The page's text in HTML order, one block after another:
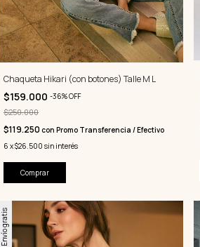
Chaqueta Hikari (con botones) Talle M L
$159.000 -36%OFF
$250.000
$119.250 con Promo Transferencia / Efectivo
6 x$26.500 sin interés
Comprar
Envío gratis